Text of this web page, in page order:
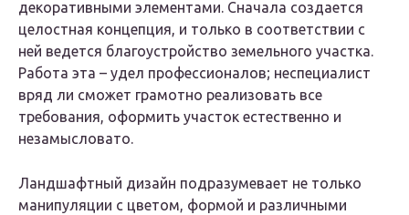
декоративными элементами. Сначала создается
целостная концепция, и только в соответствии с
ней ведется благоустройство земельного участка.
Работа эта – удел профессионалов; неспециалист
вряд ли сможет грамотно реализовать все
требования, оформить участок естественно и
незамысловато.
Ландшафтный дизайн подразумевает не только
манипуляции с цветом, формой и различными